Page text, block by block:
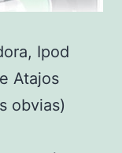
Ipod
Atajos
obvias)